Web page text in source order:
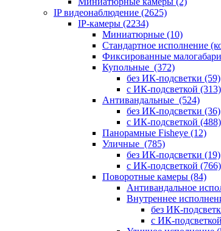
IP видеонаблюдение (2625)
IP-камеры (2234)
Миниатюрные (10)
Стандартное исполнение
Фиксированные
Купольные (372)
без ИК-подсветки (59)
с ИК-подсветкой (313)
Антивандальные (524)
без ИК-подсветки (36)
с ИК-подсветкой (488)
Панорамные Fisheye (12)
Уличные (785)
без ИК-подсветки (19)
с ИК-подсветкой (766)
Поворотные камеры (84)
Антивандальное
Внутреннее
без ИК-
с ИК-подсветкой